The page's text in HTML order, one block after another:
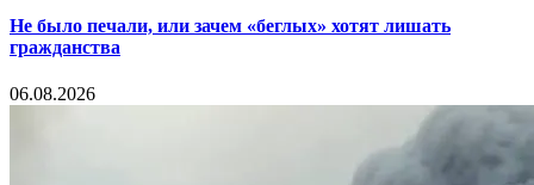
Не было печали, или зачем «беглых» хотят лишать
гражданства
06.08.2026